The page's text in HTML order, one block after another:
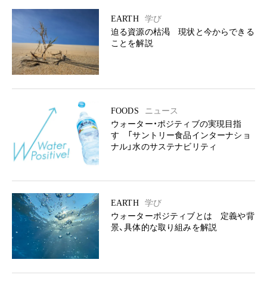
EARTH
学び
迫る資源の枯渇 現状と今からできる
ことを解説
FOODS
ニュース
ウォーター・ポジティブの実現目指
す 「サントリー食品インターナショ
ナル」水のサステナビリティ
EARTH
学び
ウォーターポジティブとは 定義や背
景、具体的な取り組みを解説